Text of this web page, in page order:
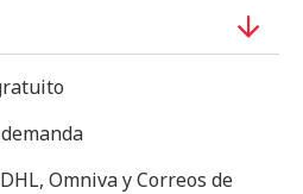
Omniva y Correos de